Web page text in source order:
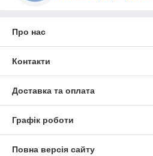
Про нас
Контакти
Доставка та оплата
Графік роботи
Повна версія сайту